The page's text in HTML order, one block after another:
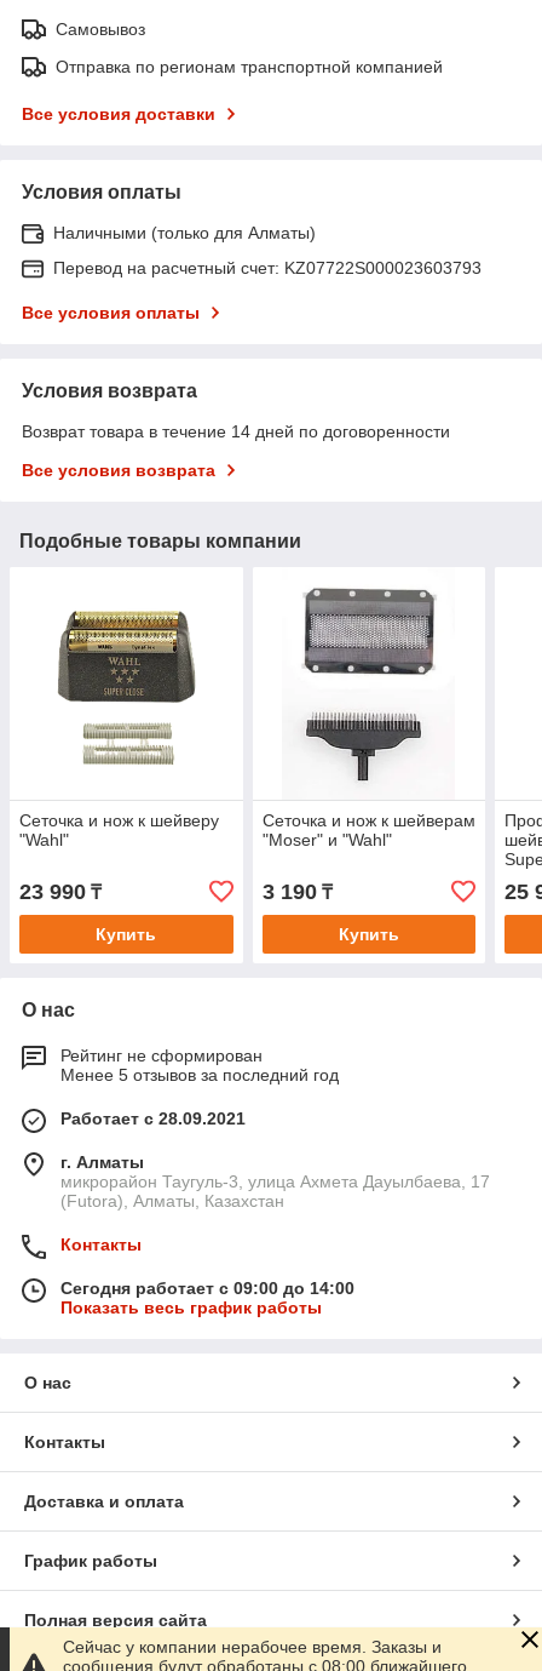
Самовывоз
Отправка по регионам транспортной компанией
Все условия доставки
Условия оплаты
Наличными (только для Алматы)
Перевод на расчетный счет: KZ07722S000023603793
Все условия оплаты
Условия возврата
Возврат товара в течение 14 дней по договоренности
Все условия возврата
Подобные товары компании
Сеточка и нож к шейверу
"Wahl"
23 990 ₸
Купить
Сеточка и нож к шейверам
"Moser" и "Wahl"
3 190₸
Купить
25
О нас
Рейтинг не сформирован
Менее 5 отзывов за последний год
Работает с 28.09.2021
г. Алматы
микрорайон Таугуль-3, улица Ахмета Дауылбаева, 17
(Futora), Алматы, Казахстан
Контакты
Сегодня работает с 09:00 до 14:00
Показать весь график работы
О нас
Контакты
Доставка и оплата
График работы
Полная версия сайта
Сейчас у компании нерабочее время. Заказы и
сообщения будут обработаны с 08:00 ближайшего